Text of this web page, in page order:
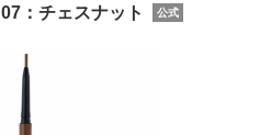
07：チェスナット 公式